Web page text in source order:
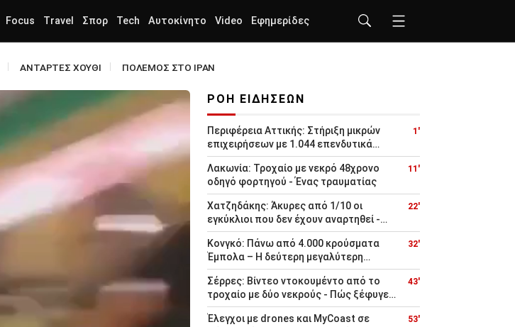
Focus Travel Σπορ Tech Αυτοκίνητο Video Εφημερίδες
ΑΝΤΑΡΤΕΣ ΧΟΥΘΙ ΠΟΛΕΜΟΣ ΣΤΟ ΙΡΑΝ
ΡΟΗ ΕΙΔΗΣΕΩΝ
1'
Περιφέρεια Αττικής: Στήριξη μικρών
επιχειρήσεων με 1.044 επενδυτικά
σχέδια για ψηφιακή μετάβαση
11'
Λακωνία: Τροχαίο με νεκρό 48χρονο
οδηγό φορτηγού - Ένας τραυματίας
22'
Χατζηδάκης: Άκυρες από 1/10 οι
εγκύκλιοι που δεν έχουν αναρτηθεί -
Υποχρεωτική η δημοσίευση τους
32'
Κονγκό: Πάνω από 4.000 κρούσματα
Έμπολα – Η δεύτερη μεγαλύτερη
επιδημία του ιού παγκοσμίως
43'
Σέρρες: Βίντεο ντοκουμέντο από το
τροχαίο με δύο νεκρούς - Πώς ξέφυγε
από την πορεία του το ΙΧ
53'
Έλεγχοι με drones και MyCoast σε